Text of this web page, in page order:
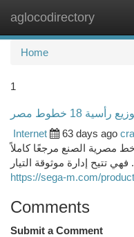
aglocodirectory
Home
1
18 خطوط مصر
Internet
63 days ago
تمثل الخزانة الرأسية ذات 18 خط مصرية الصنع مرجعًا كاملاً
تتيح إدارة موثوقة التيار
https://sega-m.com/
Comments
Submit a Comment